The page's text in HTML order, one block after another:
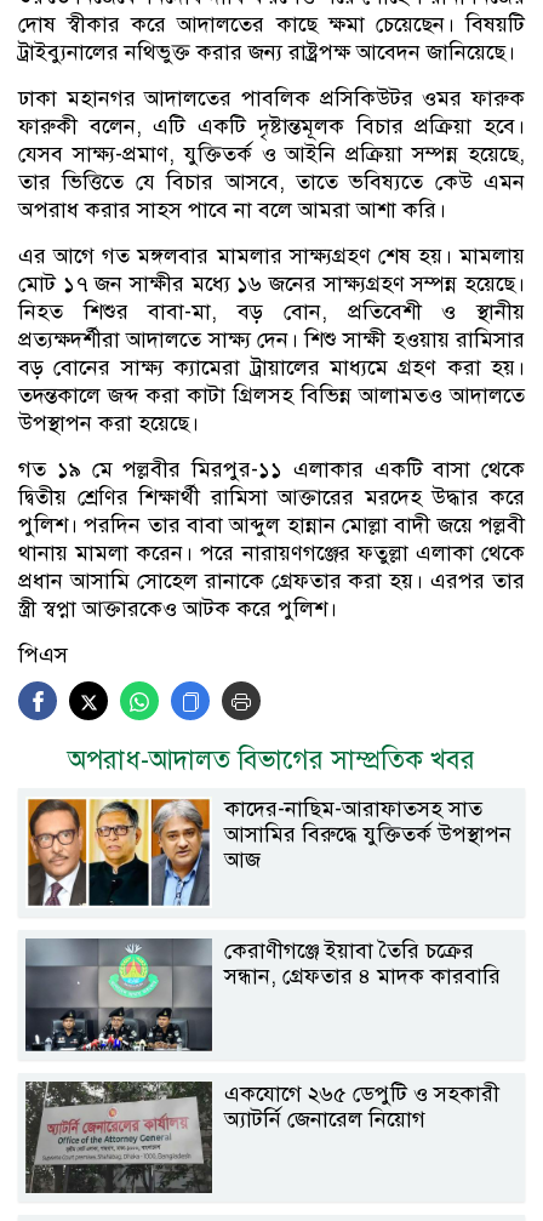
দোষ স্বীকার করে আদালতের কাছে ক্ষমা চেয়েছেন। বিষয়টি
ট্রাইব্যুনালের নথিভুক্ত করার জন্য রাষ্ট্রপক্ষ আবেদন জানিয়েছে।
ঢাকা মহানগর আদালতের পাবলিক প্রসিকিউটর ওমর ফারুক
ফারুকী বলেন, এটি একটি দৃষ্টান্তমূলক বিচার প্রক্রিয়া হবে।
যেসব সাক্ষ্য-প্রমাণ, যুক্তিতর্ক ও আইনি প্রক্রিয়া সম্পন্ন হয়েছে,
তার ভিত্তিতে যে বিচার আসবে, তাতে ভবিষ্যতে কেউ এমন
অপরাধ করার সাহস পাবে না বলে আমরা আশা করি।
এর আগে গত মঙ্গলবার মামলার সাক্ষ্যগ্রহণ শেষ হয়। মামলায়
মোট ১৭ জন সাক্ষীর মধ্যে ১৬ জনের সাক্ষ্যগ্রহণ সম্পন্ন হয়েছে।
নিহত শিশুর বাবা-মা, বড় বোন, প্রতিবেশী ও স্থানীয়
প্রত্যক্ষদর্শীরা আদালতে সাক্ষ্য দেন। শিশু সাক্ষী হওয়ায় রামিসার
বড় বোনের সাক্ষ্য ক্যামেরা ট্রায়ালের মাধ্যমে গ্রহণ করা হয়।
তদন্তকালে জব্দ করা কাটা গ্রিলসহ বিভিন্ন আলামতও আদালতে
উপস্থাপন করা হয়েছে।
গত ১৯ মে পল্লবীর মিরপুর-১১ এলাকার একটি বাসা থেকে
দ্বিতীয় শ্রেণির শিক্ষার্থী রামিসা আক্তারের মরদেহ উদ্ধার করে
পুলিশ। পরদিন তার বাবা আব্দুল হান্নান মোল্লা বাদী জয়ে পল্লবী
থানায় মামলা করেন। পরে নারায়ণগঞ্জের ফতুল্লা এলাকা থেকে
প্রধান আসামি সোহেল রানাকে গ্রেফতার করা হয়। এরপর তার
স্ত্রী স্বপ্না আক্তারকেও আটক করে পুলিশ।
পিএস
অপরাধ-আদালত বিভাগের সাম্প্রতিক খবর
কাদের-নাছিম-আরাফাতসহ সাত
আসামির বিরুদ্ধে যুক্তিতর্ক উপস্থাপন
আজ
কেরাণীগঞ্জে ইয়াবা তৈরি চক্রের
সন্ধান, গ্রেফতার ৪ মাদক কারবারি
একযোগে ২৬৫ ডেপুটি ও সহকারী
অ্যাটর্নি জেনারেল নিয়োগ